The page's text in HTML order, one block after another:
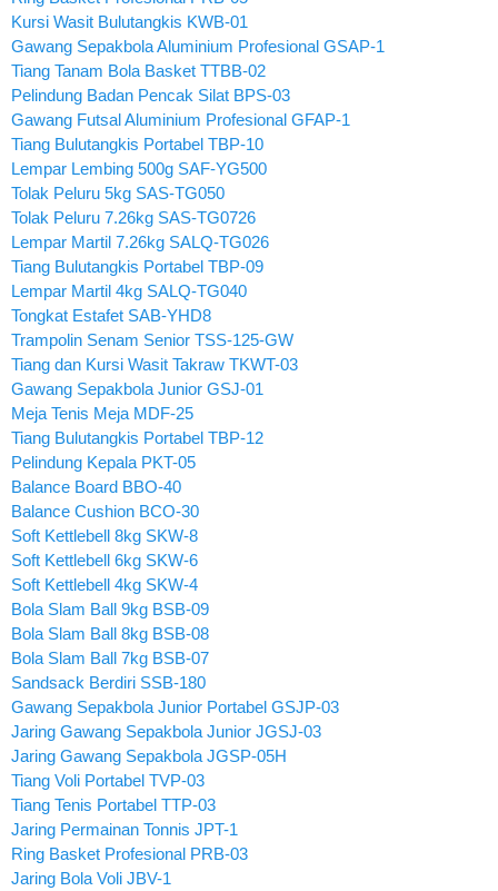
Kursi Wasit Bulutangkis KWB-01
Gawang Sepakbola Aluminium Profesional GSAP-1
Tiang Tanam Bola Basket TTBB-02
Pelindung Badan Pencak Silat BPS-03
Gawang Futsal Aluminium Profesional GFAP-1
Tiang Bulutangkis Portabel TBP-10
Lempar Lembing 500g SAF-YG500
Tolak Peluru 5kg SAS-TG050
Tolak Peluru 7.26kg SAS-TG0726
Lempar Martil 7.26kg SALQ-TG026
Tiang Bulutangkis Portabel TBP-09
Lempar Martil 4kg SALQ-TG040
Tongkat Estafet SAB-YHD8
Trampolin Senam Senior TSS-125-GW
Tiang dan Kursi Wasit Takraw TKWT-03
Gawang Sepakbola Junior GSJ-01
Meja Tenis Meja MDF-25
Tiang Bulutangkis Portabel TBP-12
Pelindung Kepala PKT-05
Balance Board BBO-40
Balance Cushion BCO-30
Soft Kettlebell 8kg SKW-8
Soft Kettlebell 6kg SKW-6
Soft Kettlebell 4kg SKW-4
Bola Slam Ball 9kg BSB-09
Bola Slam Ball 8kg BSB-08
Bola Slam Ball 7kg BSB-07
Sandsack Berdiri SSB-180
Gawang Sepakbola Junior Portabel GSJP-03
Jaring Gawang Sepakbola Junior JGSJ-03
Jaring Gawang Sepakbola JGSP-05H
Tiang Voli Portabel TVP-03
Tiang Tenis Portabel TTP-03
Jaring Permainan Tonnis JPT-1
Ring Basket Profesional PRB-03
Jaring Bola Voli JBV-1